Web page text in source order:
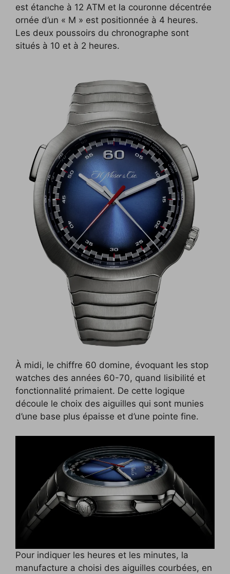
est étanche à 12 ATM et la couronne décentrée
ornée d’un « M » est positionnée à 4 heures.
Les deux poussoirs du chronographe sont
situés à 10 et à 2 heures.
À midi, le chiffre 60 domine, évoquant les stop
watches des années 60-70, quand lisibilité et
fonctionnalité primaient. De cette logique
découle le choix des aiguilles qui sont munies
d’une base plus épaisse et d’une pointe fine.
Pour indiquer les heures et les minutes, la
manufacture a choisi des aiguilles courbées, en